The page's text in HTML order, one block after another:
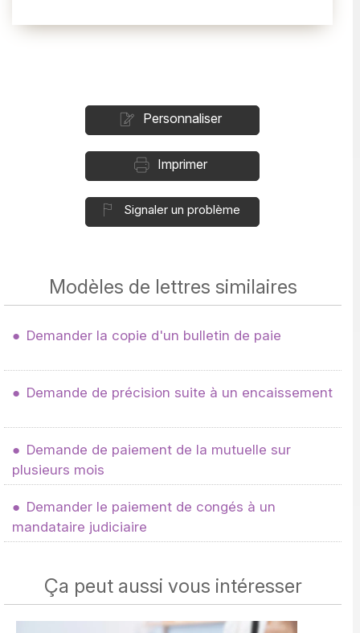
Personnaliser
Imprimer
Signaler un problème
Modèles de lettres similaires
Demander la copie d'un bulletin de paie
Demande de précision suite à un encaissement
Demande de paiement de la mutuelle sur
plusieurs mois
Demander le paiement de congés à un
mandataire judiciaire
Ça peut aussi vous intéresser